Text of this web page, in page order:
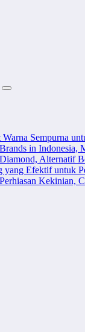
Sempurna
in Indonesia,
Alternatif
yang Efektif untuk
Kekinian,